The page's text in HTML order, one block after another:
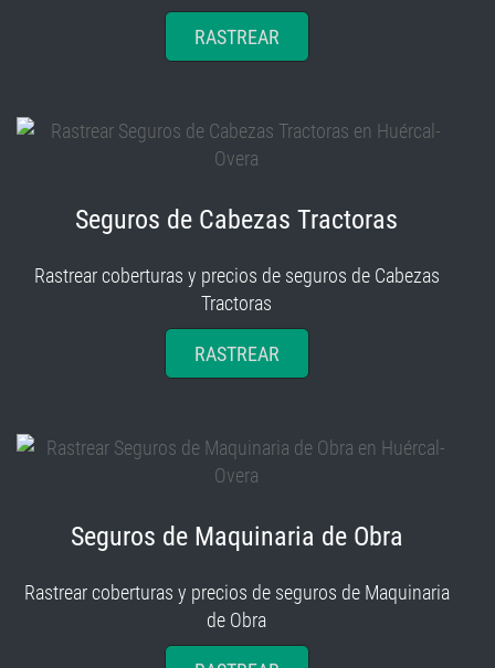
Rastrear coberturas y precios de seguros de Cabezas
Tractoras
RASTREAR
Rastrear coberturas y precios de seguros de Maquinaria
de Obra
RASTREAR